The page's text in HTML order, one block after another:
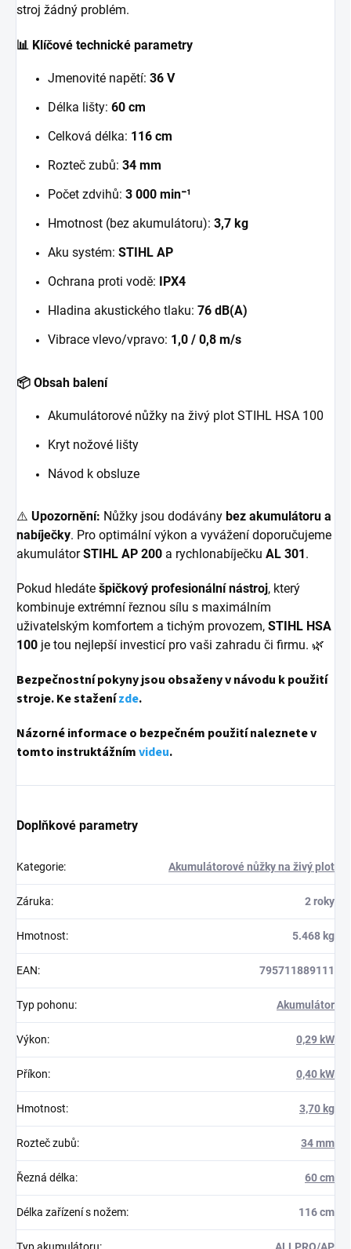
stroj žádný problém.
📊 Klíčové technické parametry
Jmenovité napětí: 36 V
Délka lišty: 60 cm
Celková délka: 116 cm
Rozteč zubů: 34 mm
Počet zdvihů: 3 000 min⁻¹
Hmotnost (bez akumulátoru): 3,7 kg
Aku systém: STIHL AP
Ochrana proti vodě: IPX4
Hladina akustického tlaku: 76 dB(A)
Vibrace vlevo/vpravo: 1,0 / 0,8 m/s
📦 Obsah balení
Akumulátorové nůžky na živý plot STIHL HSA 100
Kryt nožové lišty
Návod k obsluze
⚠️ Upozornění: Nůžky jsou dodávány bez akumulátoru a
nabíječky. Pro optimální výkon a vyvážení doporučujeme
akumulátorSTIHL AP 200 a rychlonabíječku AL 301.
Pokud hledáte špičkový profesionální nástroj, který
kombinuje extrémní řeznou sílu s maximálním
uživatelským komfortem a tichým provozem, STIHL HSA
100 je tou nejlepší investicí pro vaši zahradu či firmu. 🌿
Bezpečnostní pokyny jsou obsaženy v návodu k použití
stroje. Ke staženízde.
Názorné informace o bezpečném použití naleznete v
tomto instruktážnímvideu.
Doplňkové parametry
Kategorie: Akumulátorové nůžky na živý plot
Záruka: 2 roky
Hmotnost: 5.468 kg
EAN: 795711889111
Typ pohonu: Akumulátor
Výkon: 0,29 kW
Příkon: 0,40 kW
Hmotnost: 3,70 kg
Rozteč zubů: 34 mm
Řezná délka: 60 cm
Délka zařízení s nožem: 116 cm